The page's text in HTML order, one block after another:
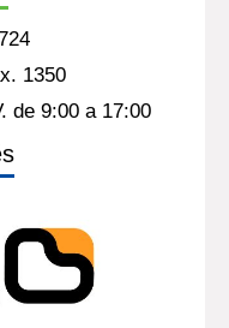
1350
de 9:00 a 17:00